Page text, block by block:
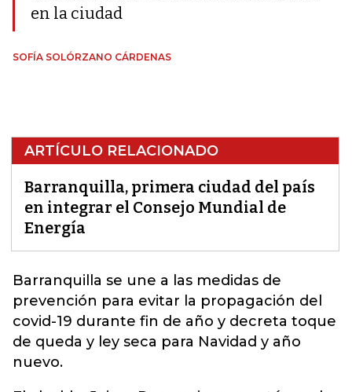
en la ciudad
SOFÍA SOLÓRZANO CÁRDENAS
ARTÍCULO RELACIONADO
Barranquilla, primera ciudad del país
en integrar el Consejo Mundial de
Energía
Barranquilla se une a las medidas de
prevención para evitar la propagación del
covid-19 durante fin de año y decreta toque
de queda y ley seca para Navidad y año
nuevo.